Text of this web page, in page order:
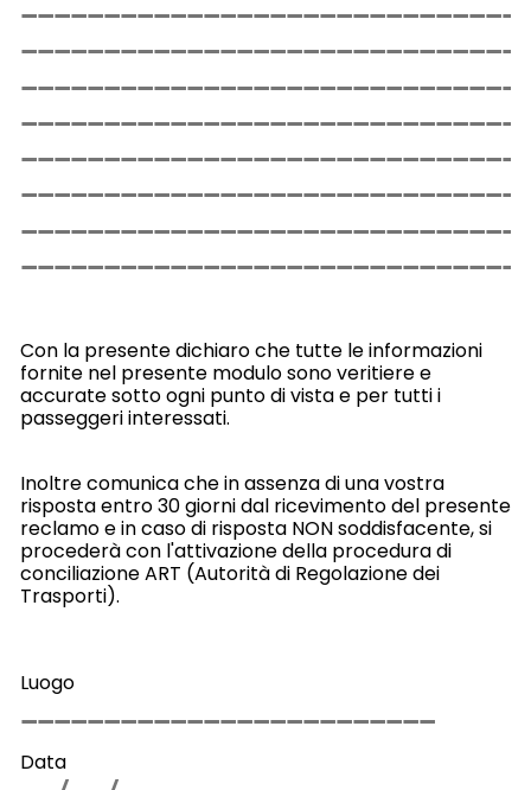
Con la presente dichiaro che tutte le informazioni
fornite nel presente modulo sono veritiere e
accurate sotto ogni punto di vista e per tutti i
passeggeri interessati.
Inoltre comunica che in assenza di una vostra
risposta entro 30 giorni dal ricevimento del presente
reclamo e in caso di risposta NON soddisfacente, si
procederà con l'attivazione della procedura di
conciliazione ART (Autorità di Regolazione dei
Trasporti).
Luogo
Data